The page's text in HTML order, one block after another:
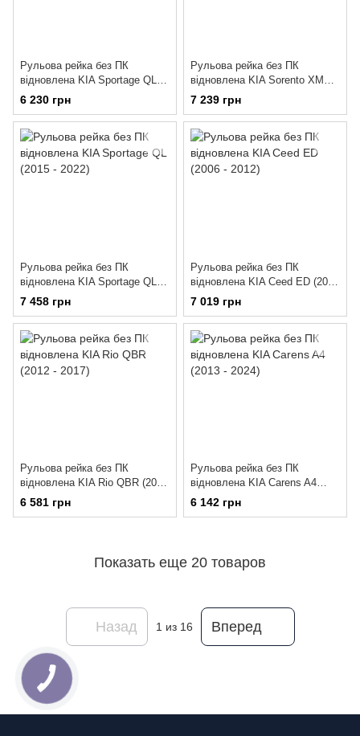
Рульова рейка без ПК
відновлена KIA Sportage QLE
(2015 - 2022)
6 230 грн
Рульова рейка без ПК
відновлена KIA Sorento XM
(2009 - 2015)
7 239 грн
Рульова рейка без ПК
відновлена KIA Sportage QL
(2015 - 2022)
7 458 грн
Рульова рейка без ПК
відновлена KIA Ceed ED (2006
- 2012)
7 019 грн
Рульова рейка без ПК
відновлена KIA Rio QBR (2012
- 2017)
6 581 грн
Рульова рейка без ПК
відновлена KIA Carens A4
(2013 - 2024)
6 142 грн
Показать еще 20 товаров
Назад 1 из 16 Вперед